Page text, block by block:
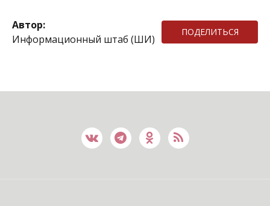
Автор:
Информационный штаб (ШИ)
ПОДЕЛИТЬСЯ